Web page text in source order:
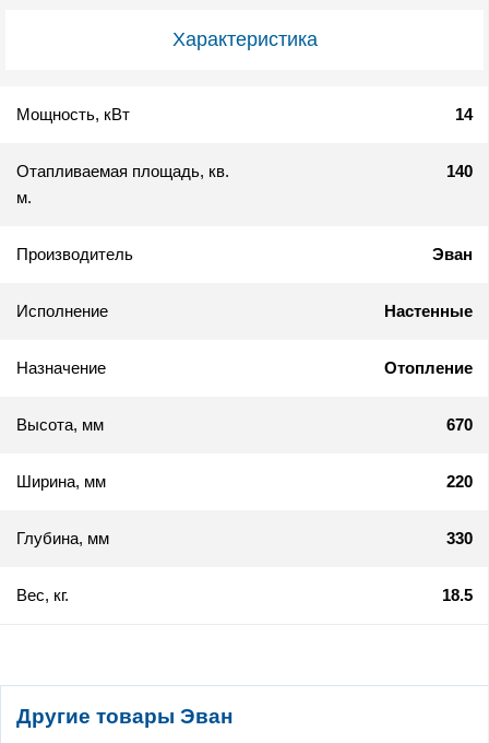
Характеристика
Мощность, кВт 14
Отапливаемая площадь, кв.
м.
140
Производитель Эван
Исполнение Настенные
Назначение Отопление
Высота, мм 670
Ширина, мм 220
Глубина, мм 330
Вес, кг. 18.5
Другие товары Эван